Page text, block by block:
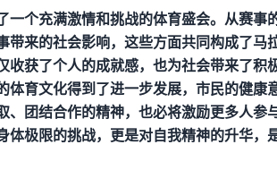
一个充满激情和挑战的体育盛会。从赛事
带来的社会影响，这些方面共同构成了马
获了个人的成就感，也为社会带来了积
体育文化得到了进一步发展，市民的健康
、团结合作的精神，也必将激励更多人参
体极限的挑战，更是对自我精神的升华，